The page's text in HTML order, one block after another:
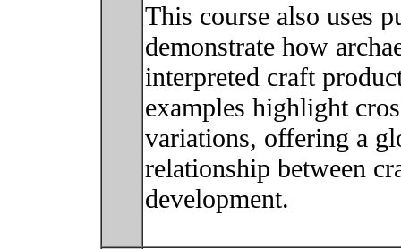
This course also uses
demonstrate how
interpreted craft
examples highlight
variations, offering a
relationship between
development.